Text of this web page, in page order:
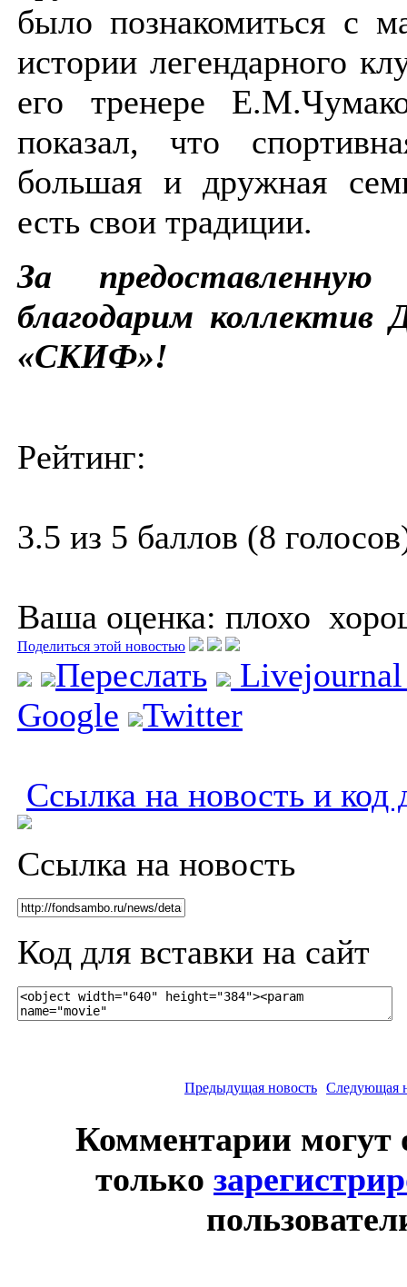
было познакомиться с
истории легендарного
его тренере
показал, что
большая и дружная
есть свои традиции.
За предоставленную
благодарим
«СКИФ»!
Рейтинг:
3.5 из 5 баллов (8
Ваша оценка: плохо
Поделиться этой новостью
Переслать
Google
Twitter
Ссылка на новость и код
Ссылка на новость
Код для вставки на сайт
Предыдущая новость Следующая
Комментарии могут
только